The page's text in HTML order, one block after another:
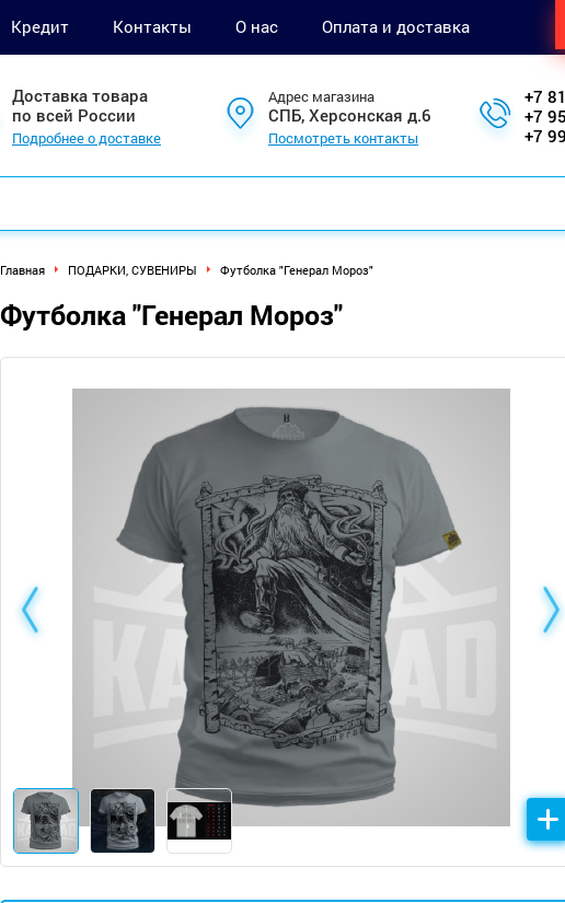
Кредит Контакты О нас Оплата и доставка
Доставка товара
по всей России
Подробнее о доставке
Адрес магазина
СПБ, Херсонская д.6
Посмотреть контакты
+7
+7
+7
Главная ПОДАРКИ, СУВЕНИРЫ Футболка "Генерал Мороз"​
Футболка "Генерал Мороз"​